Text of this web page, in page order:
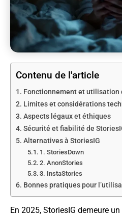
Contenu de l'article
Fonctionnement et utilisation
Limites et considérations
Aspects légaux et éthiques
Sécurité et fiabilité de
Alternatives à StoriesIG
1. StoriesDown
2. AnonStories
3. InstaStories
Bonnes pratiques pour
En 2025, StoriesIG demeure